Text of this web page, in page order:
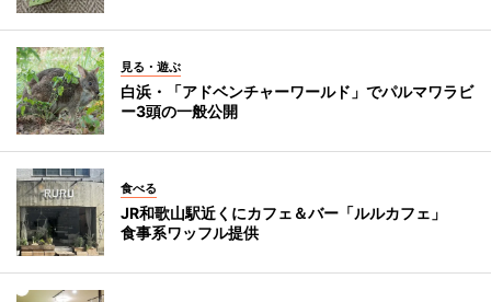
見る・遊ぶ
白浜・「アドベンチャーワールド」でパルマワラビ
ー3頭の一般公開
食べる
JR和歌山駅近くにカフェ＆バー「ルルカフェ」
食事系ワッフル提供